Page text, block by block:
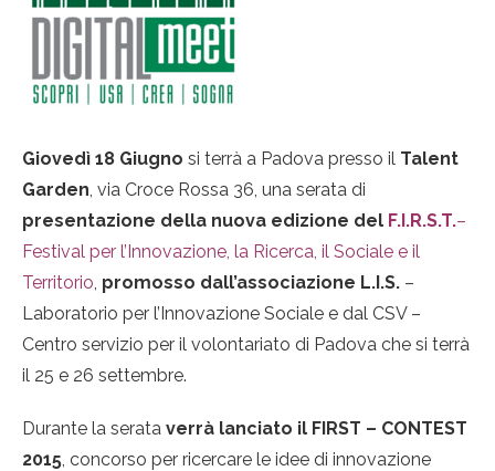
Giovedì 18 Giugno si terrà a Padova presso il Talent
Garden , via Croce Rossa 36, una serata di
presentazione della nuova edizione del F.I.R.S.T.–
Festival per l’Innovazione, la Ricerca, il Sociale e il
Territorio promosso dall’associazione L.I.S. –
Laboratorio per l’Innovazione Sociale e dal CSV –
Centro servizio per il volontariato di Padova che si terrà
il 25 e 26 settembre.
Durante la serata verrà lanciato il FIRST – CONTEST
2015 , concorso per ricercare le idee di innovazione